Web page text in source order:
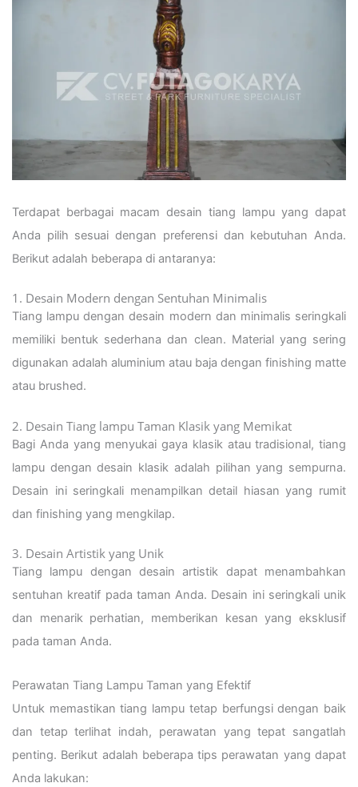
Terdapat berbagai macam desain tiang lampu yang dapat
Anda pilih sesuai dengan preferensi dan kebutuhan Anda.
Berikut adalah beberapa di antaranya:
1. Desain Modern dengan Sentuhan Minimalis
Tiang lampu dengan desain modern dan minimalis seringkali
memiliki bentuk sederhana dan clean. Material yang sering
digunakan adalah aluminium atau baja dengan finishing matte
atau brushed.
2. Desain Tiang lampu Taman Klasik yang Memikat
Bagi Anda yang menyukai gaya klasik atau tradisional, tiang
lampu dengan desain klasik adalah pilihan yang sempurna.
Desain ini seringkali menampilkan detail hiasan yang rumit
dan finishing yang mengkilap.
3. Desain Artistik yang Unik
Tiang lampu dengan desain artistik dapat menambahkan
sentuhan kreatif pada taman Anda. Desain ini seringkali unik
dan menarik perhatian, memberikan kesan yang eksklusif
pada taman Anda.
Perawatan Tiang Lampu Taman yang Efektif
Untuk memastikan tiang lampu tetap berfungsi dengan baik
dan tetap terlihat indah, perawatan yang tepat sangatlah
penting. Berikut adalah beberapa tips perawatan yang dapat
Anda lakukan: